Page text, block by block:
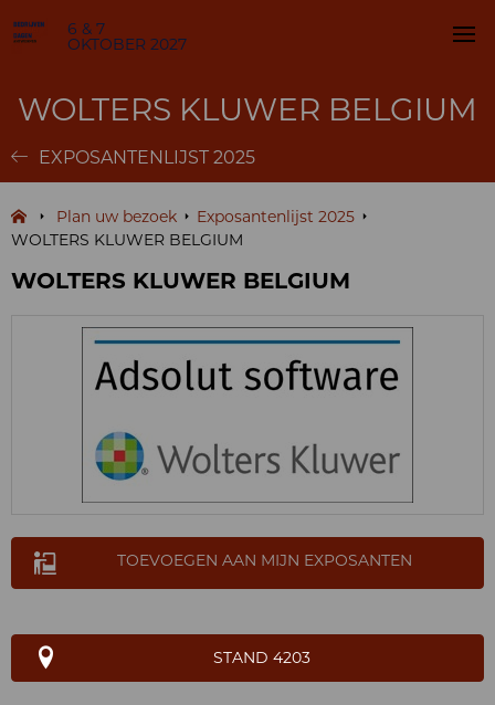
6 & 7
OKTOBER 2027
WOLTERS KLUWER BELGIUM
EXPOSANTENLIJST 2025
Plan uw bezoek
Exposantenlijst 2025
WOLTERS KLUWER BELGIUM
WOLTERS KLUWER BELGIUM
TOEVOEGEN AAN MIJN EXPOSANTEN
STAND 4203